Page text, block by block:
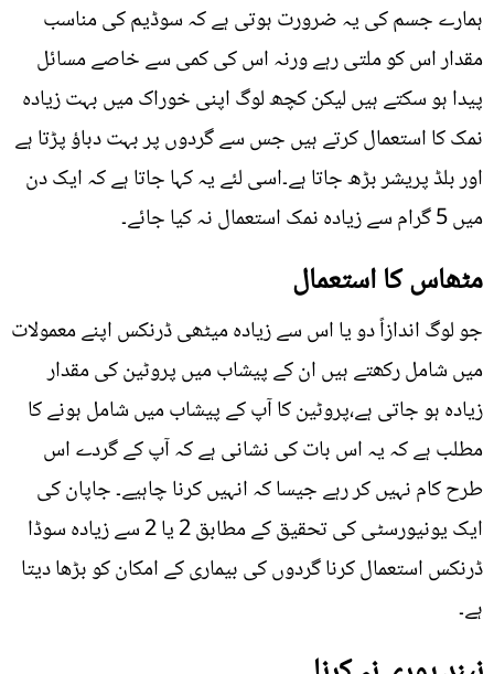
ہمارے جسم کی یہ ضرورت ہوتی ہے کہ سوڈیم کی مناسب
مقدار اس کو ملتی رہے ورنہ اس کی کمی سے خاصے مسائل
پیدا ہو سکتے ہیں لیکن کچھ لوگ اپنی خوراک میں بہت زیادہ
نمک کا استعمال کرتے ہیں جس سے گردوں پر بہت دباؤ پڑتا ہے
اور بلڈ پریشر بڑھ جاتا ہے۔اسی لئے یہ کہا جاتا ہے کہ ایک دن
میں 5 گرام سے زیادہ نمک استعمال نہ کیا جائے۔
مٹھاس کا استعمال
جو لوگ اندازاً دو یا اس سے زیادہ میٹھی ڈرنکس اپنے معمولات
میں شامل رکھتے ہیں ان کے پیشاب میں پروٹین کی مقدار
زیادہ ہو جاتی ہے،پروٹین کا آپ کے پیشاب میں شامل ہونے کا
مطلب ہے کہ یہ اس بات کی نشانی ہے کہ آپ کے گردے اس
طرح کام نہیں کر رہے جیسا کہ انہیں کرنا چاہیے۔ جاپان کی
ایک یونیورسٹی کی تحقیق کے مطابق 2 یا 2 سے زیادہ سوڈا
ڈرنکس استعمال کرنا گردوں کی بیماری کے امکان کو بڑھا دیتا
ہے۔